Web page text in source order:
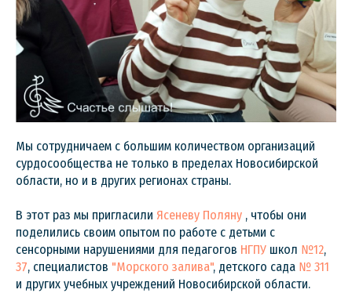
Мы сотрудничаем с большим количеством организаций
сурдосообщества не только в пределах Новосибирской
области, но и в других регионах страны.
В этот раз мы пригласили Ясеневу Поляну , чтобы они
поделились своим опытом по работе с детьми с
сенсорными нарушениями для педагогов НГПУ школ №12,
37, специалистов "Морского залива", детского сада № 311
и других учебных учреждений Новосибирской области.